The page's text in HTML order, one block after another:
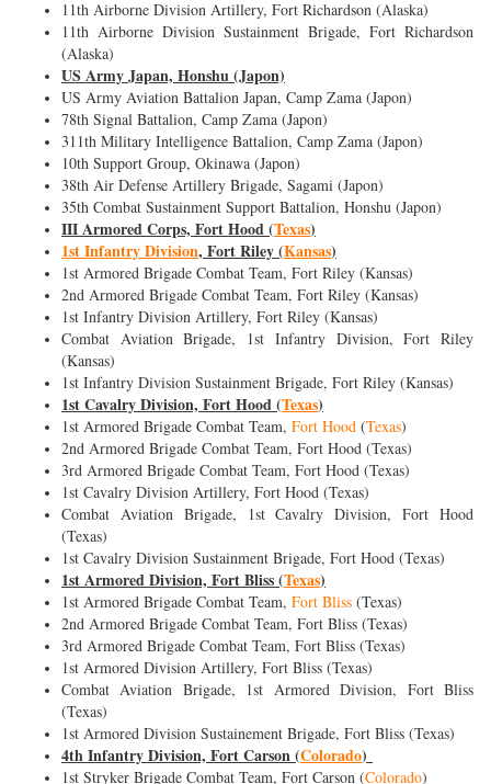
11th Airborne Division Artillery, Fort Richardson (Alaska)
11th Airborne Division Sustainment Brigade, Fort Richardson
(Alaska)
US Army Japan, Honshu (Japon)
US Army Aviation Battalion Japan, Camp Zama (Japon)
78th Signal Battalion, Camp Zama (Japon)
311th Military Intelligence Battalion, Camp Zama (Japon)
10th Support Group, Okinawa (Japon)
38th Air Defense Artillery Brigade, Sagami (Japon)
35th Combat Sustainment Support Battalion, Honshu (Japon)
III Armored Corps, Fort Hood (Texas)
1st Infantry Division, Fort Riley (Kansas)
1st Armored Brigade Combat Team, Fort Riley (Kansas)
2nd Armored Brigade Combat Team, Fort Riley (Kansas)
1st Infantry Division Artillery, Fort Riley (Kansas)
Combat Aviation Brigade, 1st Infantry Division, Fort Riley
(Kansas)
1st Infantry Division Sustainment Brigade, Fort Riley (Kansas)
1st Cavalry Division, Fort Hood (Texas)
1st Armored Brigade Combat Team, Fort Hood (Texas)
2nd Armored Brigade Combat Team, Fort Hood (Texas)
3rd Armored Brigade Combat Team, Fort Hood (Texas)
1st Cavalry Division Artillery, Fort Hood (Texas)
Combat Aviation Brigade, 1st Cavalry Division, Fort Hood
(Texas)
1st Cavalry Division Sustainment Brigade, Fort Hood (Texas)
1st Armored Division, Fort Bliss (Texas)
1st Armored Brigade Combat Team, Fort Bliss (Texas)
2nd Armored Brigade Combat Team, Fort Bliss (Texas)
3rd Armored Brigade Combat Team, Fort Bliss (Texas)
1st Armored Division Artillery, Fort Bliss (Texas)
Combat Aviation Brigade, 1st Armored Division, Fort Bliss
(Texas)
1st Armored Division Sustainement Brigade, Fort Bliss (Texas)
4th Infantry Division, Fort Carson (Colorado)
1st Stryker Brigade Combat Team, Fort Carson (Colorado)